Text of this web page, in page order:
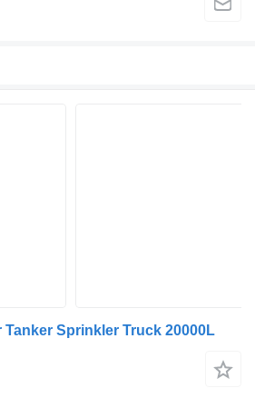
Tanker Sprinkler Truck 20000L